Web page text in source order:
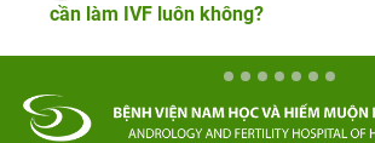
cần làm IVF luôn không?